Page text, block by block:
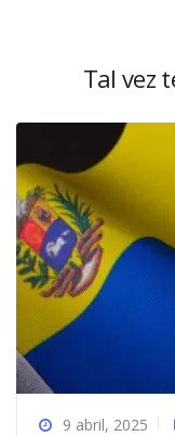
Tal vez
9 abril, 2025